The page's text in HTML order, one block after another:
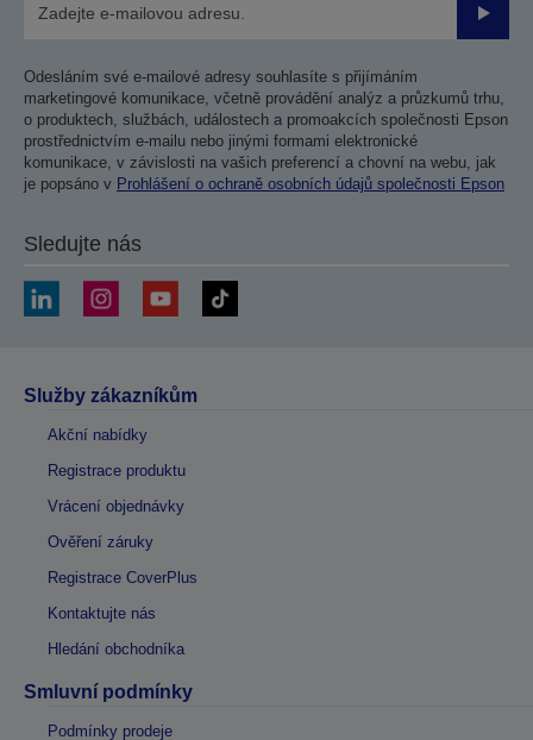
Odesláním své e-mailové adresy souhlasíte s přijímáním
marketingové komunikace, včetně provádění analýz a průzkumů trhu,
o produktech, službách, událostech a promoakcích společnosti Epson
prostřednictvím e-mailu nebo jinými formami elektronické
komunikace, v závislosti na vašich preferencí a chovní na webu, jak
je popsáno v Prohlášení o ochraně osobních údajů společnosti Epson
Sledujte nás
Služby zákazníkům
Akční nabídky
Registrace produktu
Vrácení objednávky
Ověření záruky
Registrace CoverPlus
Kontaktujte nás
Hledání obchodníka
Smluvní podmínky
Podmínky prodeje